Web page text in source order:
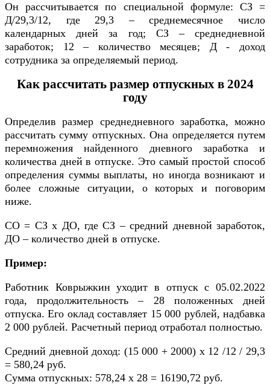
Он рассчитывается по специальной формуле: СЗ =
Д/29,3/12, где 29,3 – среднемесячное число
календарных дней за год; СЗ – среднедневной
заработок; 12 – количество месяцев; Д - доход
сотрудника за определяемый период.
Как рассчитать размер отпускных в 2024
году
Определив размер среднедневного заработка, можно
рассчитать сумму отпускных. Она определяется путем
перемножения найденного дневного заработка и
количества дней в отпуске. Это самый простой способ
определения суммы выплаты, но иногда возникают и
более сложные ситуации, о которых и поговорим
ниже.
СО = СЗ х ДО, где СЗ – средний дневной заработок,
ДО – количество дней в отпуске.
Пример:
Работник Коврыжкин уходит в отпуск с 05.02.2022
года, продолжительность – 28 положенных дней
отпуска. Его оклад составляет 15 000 рублей, надбавка
2 000 рублей. Расчетный период отработал полностью.
Cредний дневной доход: (15 000 + 2000) х 12 /12 / 29,3
= 580,24 руб.
Сумма отпускных: 578,24 х 28 = 16190,72 руб.